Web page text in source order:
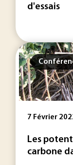
d'essais
7 Février
Les
carbone